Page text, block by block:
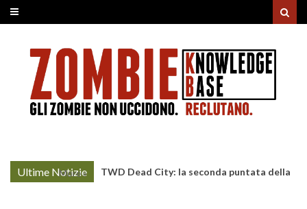
Ultime Notizie
More »
TWD Dead City: la seconda puntata della